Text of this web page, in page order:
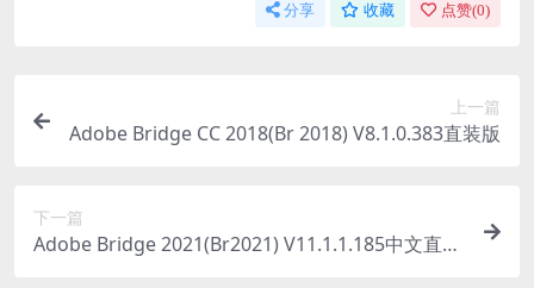
分享 收藏 点赞(0)
上一篇
Adobe Bridge CC 2018(Br 2018) V8.1.0.383直装版
下一篇
Adobe Bridge 2021(Br2021) V11.1.1.185中文直装